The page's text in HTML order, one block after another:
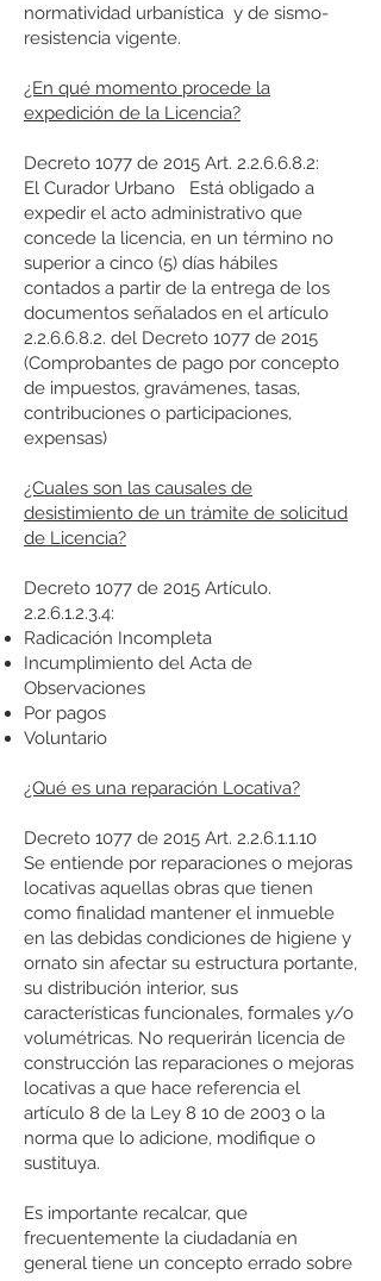
normatividad urbanística y de sismo-
resistencia vigente.
¿En qué momento procede la
expedición de la Licencia?
Decreto 1077 de 2015 Art. 2.2.6.6.8.2:
El Curador Urbano Está obligado a
expedir el acto administrativo que
concede la licencia, en un término no
superior a cinco (5) días hábiles
contados a partir de la entrega de los
documentos señalados en el artículo
2.2.6.6.8.2. del Decreto 1077 de 2015
(Comprobantes de pago por concepto
de impuestos, gravámenes, tasas,
contribuciones o participaciones,
expensas)
¿Cuales son las causales de
desistimiento de un trámite de solicitud
de Licencia?
Decreto 1077 de 2015 Artículo.
2.2.6.1.2.3.4:
Radicación Incompleta
Incumplimiento del Acta de
Observaciones
Por pagos
Voluntario
¿Qué es una reparación Locativa?
Decreto 1077 de 2015 Art. 2.2.6.1.1.10
Se entiende por reparaciones o mejoras
locativas aquellas obras que tienen
como finalidad mantener el inmueble
en las debidas condiciones de higiene y
ornato sin afectar su estructura portante,
su distribución interior, sus
características funcionales, formales y/o
volumétricas. No requerirán licencia de
construcción las reparaciones o mejoras
locativas a que hace referencia el
artículo 8 de la Ley 8 10 de 2003 o la
norma que lo adicione, modifique o
sustituya.
Es importante recalcar, que
frecuentemente la ciudadanía en
general tiene un concepto errado sobre